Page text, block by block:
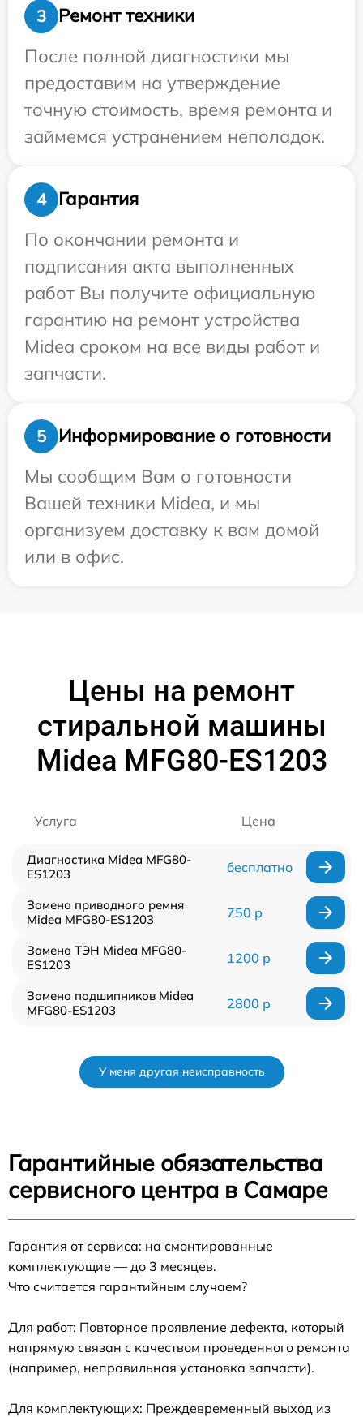
3
Ремонт техники
После полной диагностики мы
предоставим на утверждение
точную стоимость, время ремонта и
займемся устранением неполадок.
4
Гарантия
По окончании ремонта и
подписания акта выполненных
работ Вы получите официальную
гарантию на ремонт устройства
Midea сроком на все виды работ и
запчасти.
5
Информирование о готовности
Мы сообщим Вам о готовности
Вашей техники Midea, и мы
организуем доставку к вам домой
или в офис.
Цены на ремонт
стиральной машины
Midea MFG80-ES1203
Услуга Цена
Диагностика Midea MFG80-
ES1203
бесплатно
Замена приводного ремня
Midea MFG80-ES1203
750 р
Замена ТЭН Midea MFG80-
ES1203
1200 р
Замена подшипников Midea
MFG80-ES1203
2800 р
У меня другая неисправность
Гарантийные обязательства
сервисного центра в Самаре
Гарантия от сервиса: на смонтированные
комплектующие — до 3 месяцев.
Что считается гарантийным случаем?
Для работ: Повторное проявление дефекта, который
напрямую связан с качеством проведенного ремонта
(например, неправильная установка запчасти).
Для комплектующих: Преждевременный выход из